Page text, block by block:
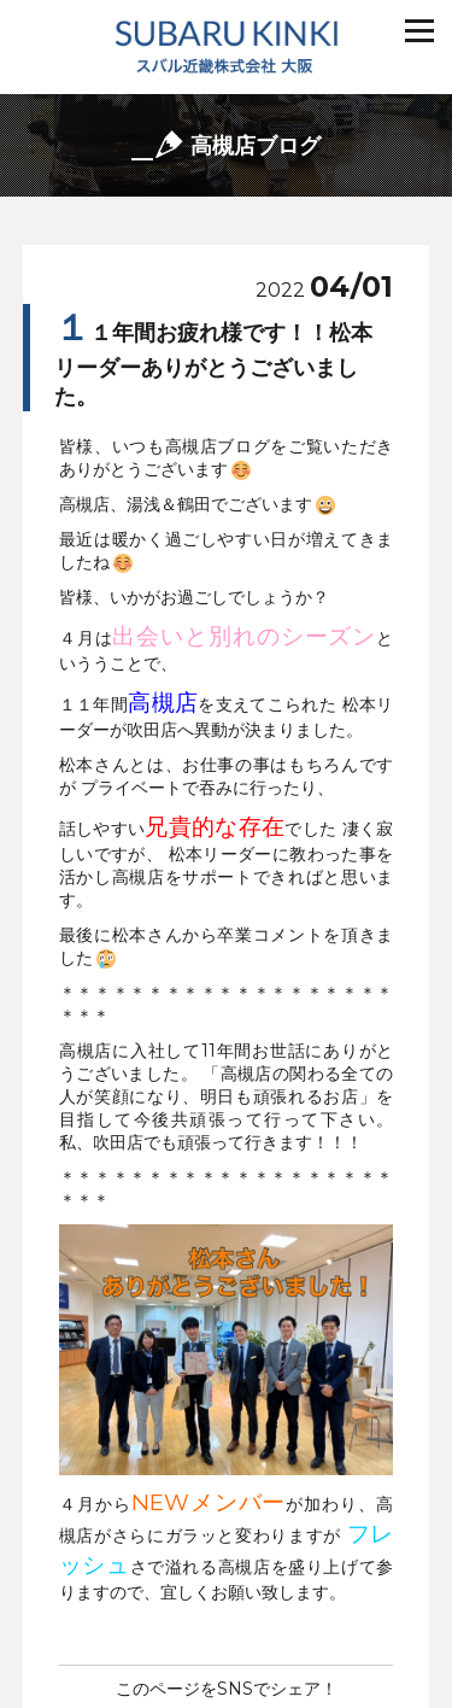
高槻店ブログ
2022 04/01
１ １年間お疲れ様です！！松本
リーダーありがとうございまし
た。
皆様、いつも高槻店ブログをご覧いただき
ありがとうございます
高槻店、湯浅＆鶴田でございます
最近は暖かく過ごしやすい日が増えてきま
したね
皆様、いかがお過ごしでしょうか？
４月は出会いと別れのシーズン と
いううことで、
１１年間高槻店を支えてこられた 松本リ
ーダーが吹田店へ異動が決まりました。
松本さんとは、お仕事の事はもちろんです
が プライベートで吞みに行ったり、
話しやすい兄貴的な存在でした 凄く寂
しいですが、 松本リーダーに教わった事を
活かし高槻店をサポートできればと思いま
す。
最後に松本さんから卒業コメントを頂きま
した
＊＊＊＊＊＊＊＊＊＊＊＊＊＊＊＊＊＊＊
＊＊＊
高槻店に入社して11年間お世話にありがと
うございました。 「高槻店の関わる全ての
人が笑顔になり、明日も頑張れるお店」を
目指して今後共頑張って行って下さい。
私、吹田店でも頑張って行きます！！！
＊＊＊＊＊＊＊＊＊＊＊＊＊＊＊＊＊＊＊
＊＊＊
４月から NEWメンバーが加わり、高
槻店がさらにガラッと変わりますが フレ
ッシュ さで溢れる高槻店を盛り上げて参
りますので、宜しくお願い致します。
このページをSNSでシェア！